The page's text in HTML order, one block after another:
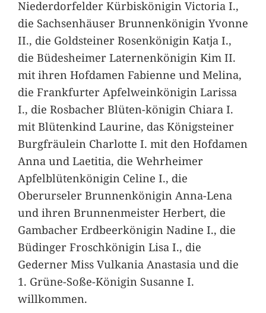
Niederdorfelder Kürbiskönigin Victoria I.,
die Sachsenhäuser Brunnenkönigin Yvonne
II., die Goldsteiner Rosenkönigin Katja I.,
die Büdesheimer Laternenkönigin Kim II.
mit ihren Hofdamen Fabienne und Melina,
die Frankfurter Apfelweinkönigin Larissa
I., die Rosbacher Blüten-königin Chiara I.
mit Blütenkind Laurine, das Königsteiner
Burgfräulein Charlotte I. mit den Hofdamen
Anna und Laetitia, die Wehrheimer
Apfelblütenkönigin Celine I., die
Oberurseler Brunnenkönigin Anna-Lena
und ihren Brunnenmeister Herbert, die
Gambacher Erdbeerkönigin Nadine I., die
Büdinger Froschkönigin Lisa I., die
Gederner Miss Vulkania Anastasia und die
1. Grüne-Soße-Königin Susanne I.
willkommen.